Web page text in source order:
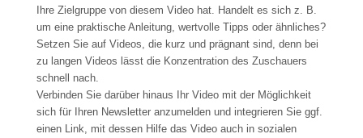
Ihre Zielgruppe von diesem Video hat. Handelt es sich z. B.
um eine praktische Anleitung, wertvolle Tipps oder ähnliches?
Setzen Sie auf Videos, die kurz und prägnant sind, denn bei
zu langen Videos lässt die Konzentration des Zuschauers
schnell nach.
Verbinden Sie darüber hinaus Ihr Video mit der Möglichkeit
sich für Ihren Newsletter anzumelden und integrieren Sie ggf.
einen Link, mit dessen Hilfe das Video auch in sozialen